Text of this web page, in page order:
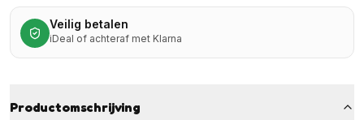
Veilig betalen
iDeal of achteraf met Klarna
Productomschrijving